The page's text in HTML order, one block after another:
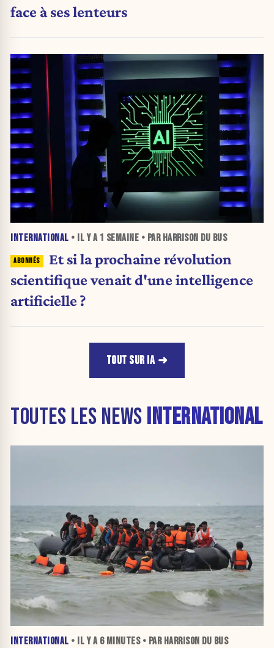
face à ses lenteurs
INTERNATIONAL • IL Y A 1 SEMAINE • PAR HARRISON DU BUS
Et si la prochaine révolution
scientifique venait d'une intelligence
artificielle ?
TOUT SUR IA
TOUTES LES NEWS INTERNATIONAL
INTERNATIONAL • IL Y A 6 MINUTES• PAR HARRISON DU BUS